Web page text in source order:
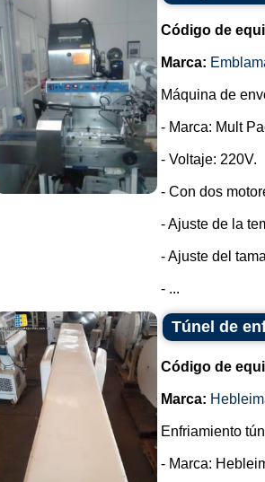
Código de
Marca:
Máquina de
- Marca: Mult
- Voltaje: 220V.
- Con dos
- Ajuste de la
- Ajuste del
- ...
Túnel de
Código de
Marca:
Enfriamiento
- Marca: